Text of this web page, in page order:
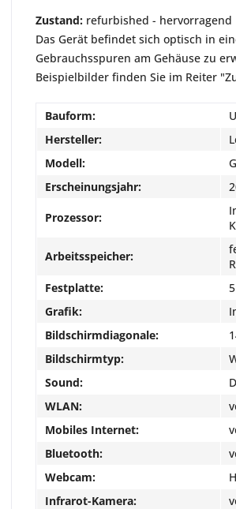
Zustand: refurbished - hervorragend
Das Gerät befindet sich optisch in
Gebrauchsspuren am Gehäuse zu
Beispielbilder finden Sie im Reiter
Bauform:
Hersteller:
Modell:
Erscheinungsjahr:
Prozessor:
Arbeitsspeicher:
Festplatte:
Grafik:
Bildschirmdiagonale:
Bildschirmtyp:
Sound:
WLAN:
Mobiles Internet:
Bluetooth:
Webcam:
Infrarot-Kamera: